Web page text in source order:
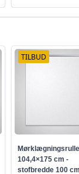
TILBUD
104,4×175 cm -
stofbredde 100